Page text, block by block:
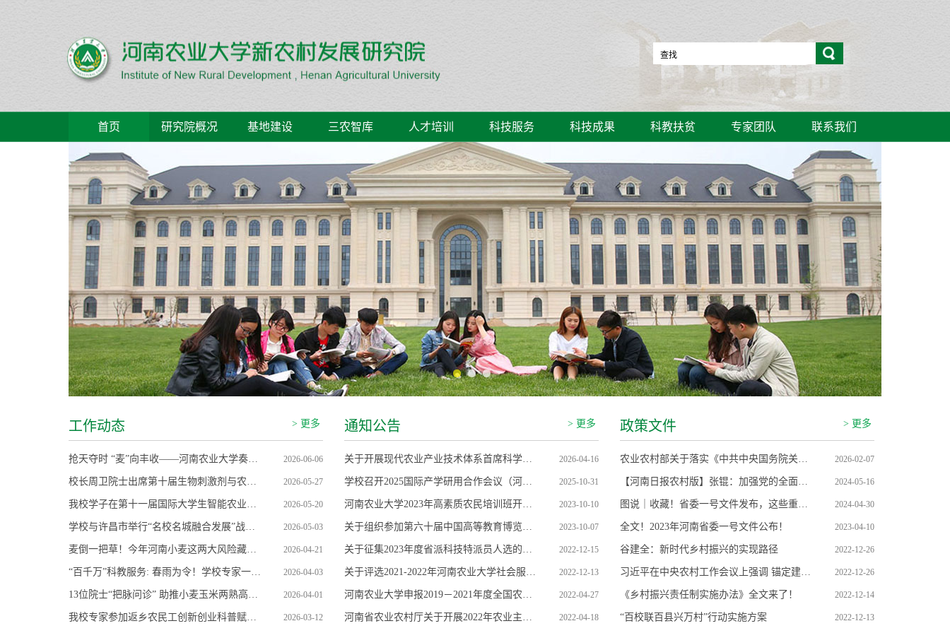
首页 研究院概况 基地建设 三农智库 人才培训 科技服务 科技成果 科教扶贫 专家团队 联系我们
工作动态
2026-06-06
抢天夺时 “麦”向丰收——河南农业大学奏响“三夏”科技壮歌
2026-05-27
校长周卫院士出席第十届生物刺激剂与农业绿色发展大会
2026-05-20
我校学子在第十一届国际大学生智能农业装备创新大赛竞赛中获佳绩
2026-05-03
学校与许昌市举行“名校名城融合发展”战略合作协议签约仪式
2026-04-21
麦倒一把草！今年河南小麦这两大风险藏得深，“郭小麦”田间开方
2026-04-03
“百千万”科教服务: 春雨为令！学校专家一线送技保丰产
2026-04-01
13位院士“把脉问诊” 助推小麦玉米两熟高效生产全国重点实验室高质量发展
2026-03-12
我校专家参加返乡农民工创新创业科普赋能专项行动座谈会
> 更多 通知公告
2026-04-16
关于开展现代农业产业技术体系首席科学家和岗位科学家申报工作的通知
2025-10-31
学校召开2025国际产学研用合作会议（河南）园艺新质生产力与现代农业分会
2023-10-10
河南农业大学2023年高素质农民培训班开始报名啦！
2023-10-07
关于组织参加第六十届中国高等教育博览会科技创新大会的通知
2022-12-15
关于征集2023年度省派科技特派员人选的通知
2022-12-13
关于评选2021-2022年河南农业大学社会服务工作先进集体、先进个人的通知
2022-04-27
河南农业大学申报2019－2021年度全国农牧渔业丰收奖公示
2022-04-18
河南省农业农村厅关于开展2022年农业主推技术和粮油生产主导品种遴选推荐工作的通知
> 更多 政策文件
2026-02-07
农业农村部关于落实《中共中央国务院关于锚定农业农村现代化扎实推进乡村全面振兴的意见》的实施意见
2024-05-16
【河南日报农村版】张锟：加强党的全面领导 推动乡村全面振兴
2024-04-30
图说｜收藏！省委一号文件发布，这些重点请记住
2023-04-10
全文！2023年河南省委一号文件公布！
2022-12-26
谷建全：新时代乡村振兴的实现路径
2022-12-26
习近平在中央农村工作会议上强调 锚定建设农业强国目标 切实抓好农业农村工作
2022-12-14
《乡村振兴责任制实施办法》全文来了！
2022-12-13
“百校联百县兴万村”行动实施方案
> 更多